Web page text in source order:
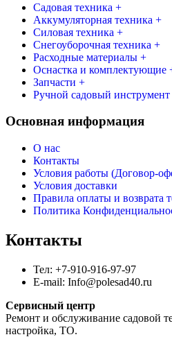
Садовая техника +
Аккумуляторная техника +
Силовая техника +
Снегоуборочная техника +
Расходные материалы +
Оснастка и комплектующие
Запчасти +
Ручной садовый инструмент
Основная информация
О нас
Контакты
Условия работы (Договор-
Условия доставки
Правила оплаты и возврата
Политика
Контакты
Тел: +7-910-916-97-97
E-mail: Info@polesad40.ru
Сервисный центр
Ремонт и обслуживание садовой
настройка, ТО.